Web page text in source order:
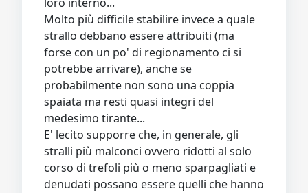
Molto più difficile stabilire invece a quale
strallo debbano essere attribuiti (ma
forse con un po' di regionamento ci si
potrebbe arrivare), anche se
probabilmente non sono una coppia
spaiata ma resti quasi integri del
medesimo tirante...
E' lecito supporre che, in generale, gli
stralli più malconci ovvero ridotti al solo
corso di trefoli più o meno sparpagliati e
denudati possano essere quelli che hanno